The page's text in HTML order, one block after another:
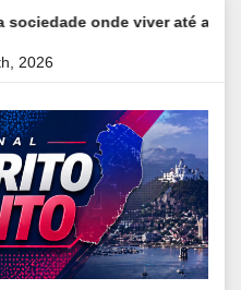
viver até aos 120 anos
2026